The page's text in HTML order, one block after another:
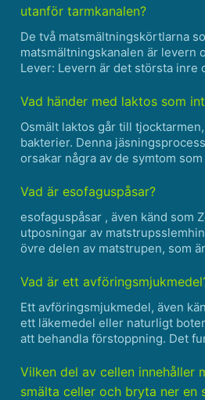
utanför tarmkanalen?
De två matsmältningskörtlarna
matsmältningskanalen är levern
Lever: Levern är det största inre
funktioner relaterade till
Vad händer med laktos som
Osmält laktos går till
bakterier. Denna
orsakar några av de symtom
Vad är esofaguspåsar?
esofaguspåsar , även känd som
utposningar av
övre delen av matstrupen, som
Närvaron av esofaguspåsar kan
Vad är ett
Ett avföringsmjukmedel, även
ett läkemedel eller naturligt
att behandla förstoppning. Det
lättare att passera.
Vilken del av cellen innehåller
smälta celler och bryta ner en